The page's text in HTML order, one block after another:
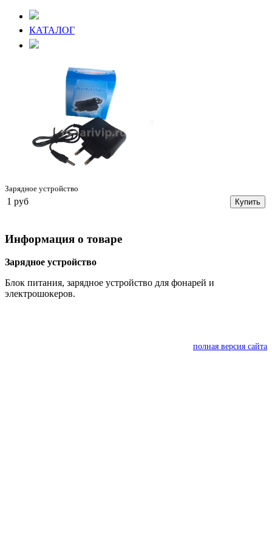
КАТАЛОГ
Зарядное устройство
1 руб Купить
Информация о товаре
Зарядное устройство
Блок питания, зарядное устройство для фонарей и
электрошокеров.
полная версия сайта